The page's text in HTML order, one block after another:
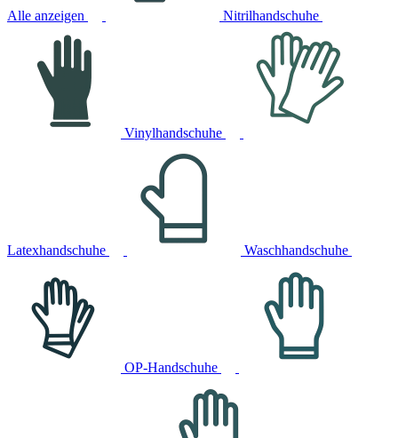
Alle anzeigen Nitrilhandschuhe
Vinylhandschuhe
Latexhandschuhe Waschhandschuhe
OP-Handschuhe